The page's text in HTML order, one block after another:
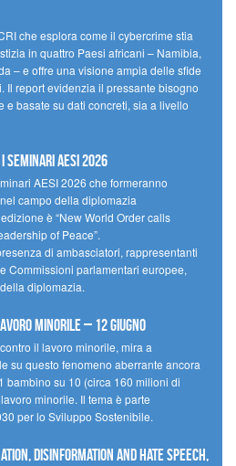
che esplora come il cybercrime stia
in quattro Paesi africani – Namibia,
– e offre una visione ampia delle sfide
Il report evidenzia il pressante bisogno
e basate su dati concreti, sia a livello
AESI 2026
AESI 2026 che formeranno
campo della diplomazia
è “New World Order calls
of Peace”.
di ambasciatori, rappresentanti
Commissioni parlamentari europee,
diplomazia.
minorile – 12 giugno
il lavoro minorile, mira a
su questo fenomeno aberrante ancora
bambino su 10 (circa 160 milioni di
minorile. Il tema è parte
per lo Sviluppo Sostenibile.
Disinformation and Hate Speech,